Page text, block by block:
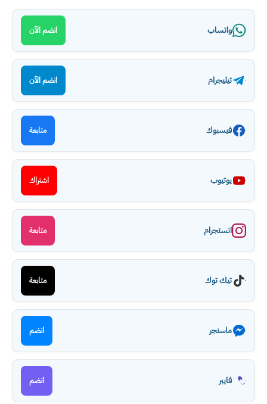
واتساب انضم الآن
تيليجرام انضم الآن
فيسبوك متابعة
يوتيوب اشتراك
انستجرام متابعة
تيك توك متابعة
ماسنجر انضم
فايبر انضم